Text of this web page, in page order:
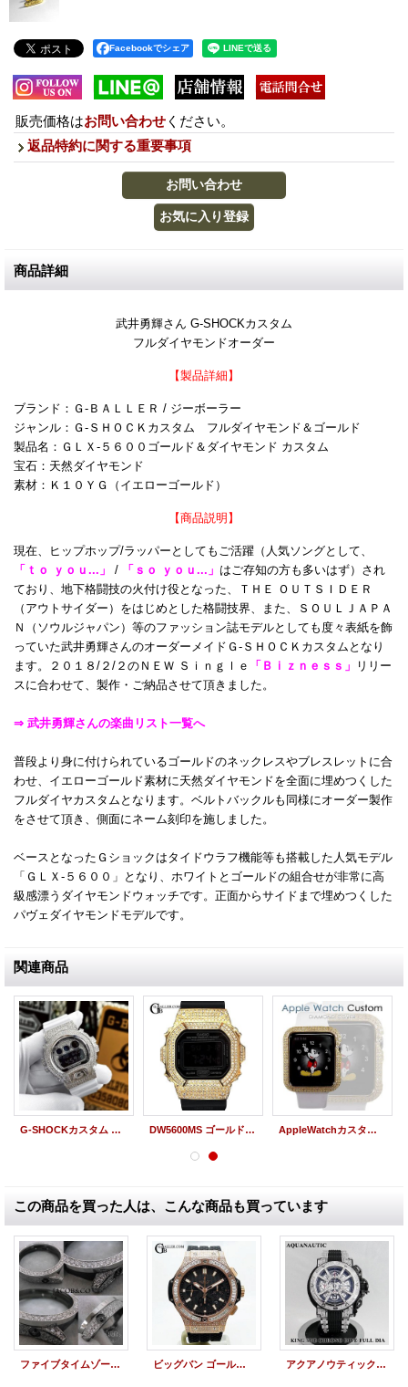
Facebookでシェア
販売価格はお問い合わせ ください。
返品特約に関する重要事項
商品詳細
武井勇輝さん G-SHOCKカスタム
フルダイヤモンドオーダー
【製品詳細】
ブランド：Ｇ-ＢＡＬＬＥＲ / ジーボーラー
ジャンル：Ｇ-ＳＨＯＣＫカスタム フルダイヤモンド＆ゴールド
製品名：ＧＬＸ-５６００ゴールド＆ダイヤモンド カスタム
宝石：天然ダイヤモンド
素材：Ｋ１０ＹＧ（イエローゴールド）
【商品説明】
現在、ヒップホップ/ラッパーとしてもご活躍（人気ソングとして、
「ｔｏ ｙｏｕ...」
/ 「ｓｏ ｙｏｕ...」 はご存知の方も多いはず）され
ており、地下格闘技の火付け役となった、ＴＨＥ ＯＵＴＳＩＤＥＲ
（アウトサイダー）をはじめとした格闘技界、また、ＳＯＵＬＪＡＰＡ
Ｎ（ソウルジャパン）等のファッション誌モデルとしても度々表紙を飾
っていた武井勇輝さんのオーダーメイドＧ-ＳＨＯＣＫカスタムとなり
ます。２０１８/２/２のＮＥＷ Ｓｉｎｇｌｅ
「Ｂｉｚｎｅｓｓ」
リリー
スに合わせて、製作・ご納品させて頂きました。
⇒ 武井勇輝さんの楽曲リスト一覧へ
普段より身に付けられているゴールドのネックレスやブレスレットに合
わせ、イエローゴールド素材に天然ダイヤモンドを全面に埋めつくした
フルダイヤカスタムとなります。ベルトバックルも同様にオーダー製作
をさせて頂き、側面にネーム刻印を施しました。
ベースとなったＧショックはタイドウラフ機能等も搭載した人気モデル
「ＧＬＸ-５６００」となり、ホワイトとゴールドの組合せが非常に高
級感漂うダイヤモンドウォッチです。正面からサイドまで埋めつくした
パヴェダイヤモンドモデルです。
関連商品
G-SHOCKカスタム DW6900NB-7 クレイジーカラーズ ホワイト フルカスタム DW5600MS ゴールド 本体SET G-SHOCKカスタム AppleWatchカスタム K18YG ダイヤケース Series1~3対応
この商品を買った人は、こんな商品も買っています
ファイブタイムゾーン アフターダイヤ ケース ラグ フルダイヤ加工 ビッグバン ゴールド 301 エボリューション バゲットダイヤ アフターダイヤ アクアノウティック ダイヤ キングサブクロノ スケルトン フルダイヤモンド